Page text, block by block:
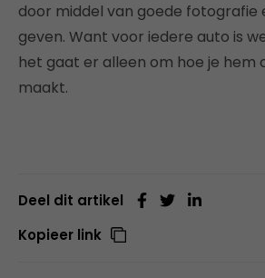
door middel van goede fotografie
geven. Want voor iedere auto is
het gaat er alleen om hoe je hem
maakt.
Deel dit artikel
Kopieer link